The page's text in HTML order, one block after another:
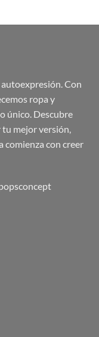
autoexpresión. Con
ropa y
único. Descubre
mejor versión,
comienza con creer